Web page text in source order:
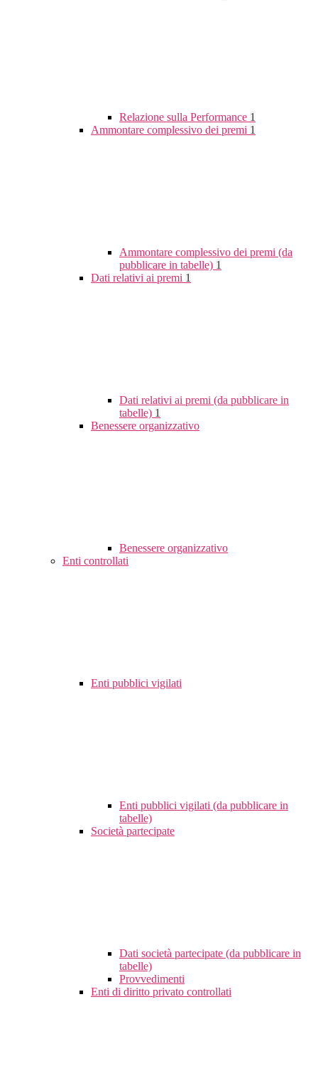
Relazione sulla Performance 1
Ammontare complessivo dei premi 1
Ammontare complessivo dei premi (da
pubblicare in tabelle) 1
Dati relativi ai premi 1
Dati relativi ai premi (da pubblicare in
tabelle) 1
Benessere organizzativo
Benessere organizzativo
Enti controllati
Enti pubblici vigilati
Enti pubblici vigilati (da pubblicare in
tabelle)
Società partecipate
Dati società partecipate (da pubblicare in
tabelle)
Provvedimenti
Enti di diritto privato controllati